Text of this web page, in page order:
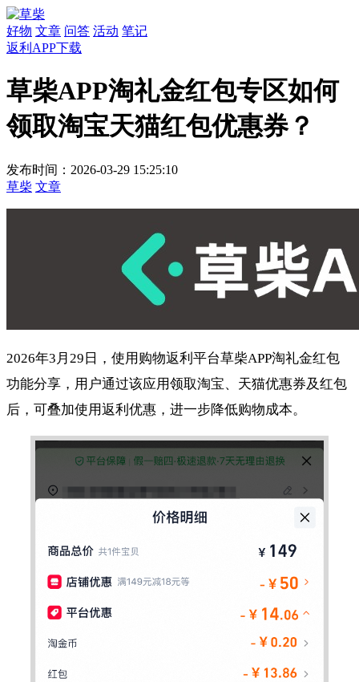
好物 文章 问答 活动 笔记
返利APP下载
草柴APP淘礼金红包专区如何
领取淘宝天猫红包优惠券？
发布时间：2026-03-29 15:25:10
草柴 文章
2026年3月29日，使用购物返利平台草柴APP淘礼金红包
功能分享，用户通过该应用领取淘宝、天猫优惠券及红包
后，可叠加使用返利优惠，进一步降低购物成本。